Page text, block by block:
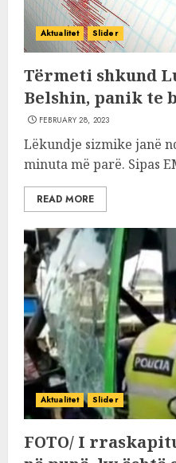
Aktualitet Slider
Tërmeti shkund
Belshin, panik te
FEBRUARY 28, 2023
Lëkundje sizmike janë
minuta më parë. Sipas
READ MORE
Aktualitet Slider
FOTO/ I